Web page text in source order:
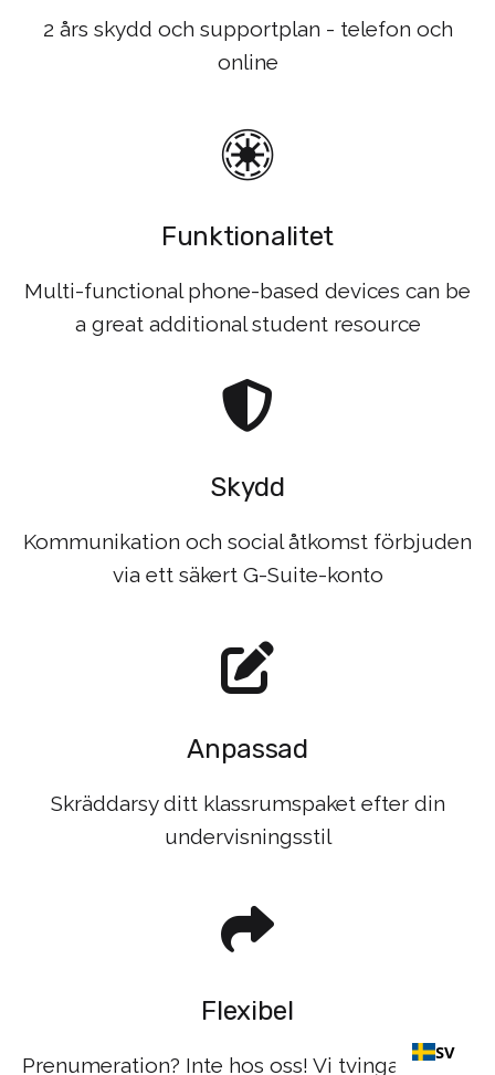
2 års skydd och supportplan - telefon och
online
Funktionalitet
Multi-functional phone-based devices can be
a great additional student resource
Skydd
Kommunikation och social åtkomst förbjuden
via ett säkert G-Suite-konto
Anpassad
Skräddarsy ditt klassrumspaket efter din
undervisningsstil
Flexibel
Prenumeration? Inte hos oss! Vi tvingar inte in
SV